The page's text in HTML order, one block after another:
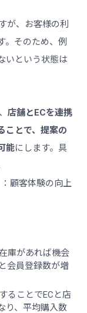
が、お客様の利
。そのため、例
いという状態は
店舗とECを連携
ことで、提案の
能にします。具
：顧客体験の向上
庫があれば機会
会員登録数が増
ることでECと店
り、平均購入数